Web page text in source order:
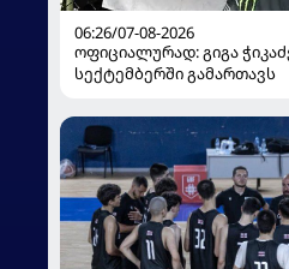
06:26/07-08-2026
ოფიციალურად: გიგა
სექტემბერში გამართავს